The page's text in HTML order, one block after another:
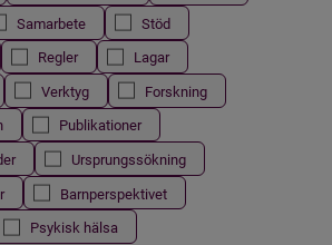
Samarbete
Stöd
Regler
Lagar
Verktyg
Forskning
Publikationer
Ursprungssökning
Barnperspektivet
Psykisk hälsa